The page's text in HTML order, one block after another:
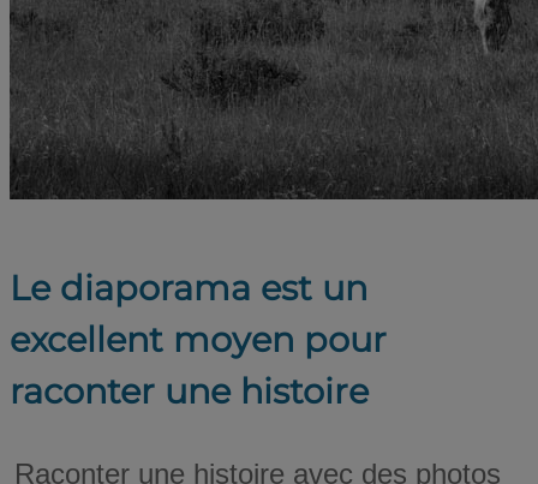
Le diaporama est un
excellent moyen pour
raconter une histoire
Raconter une histoire avec des photos